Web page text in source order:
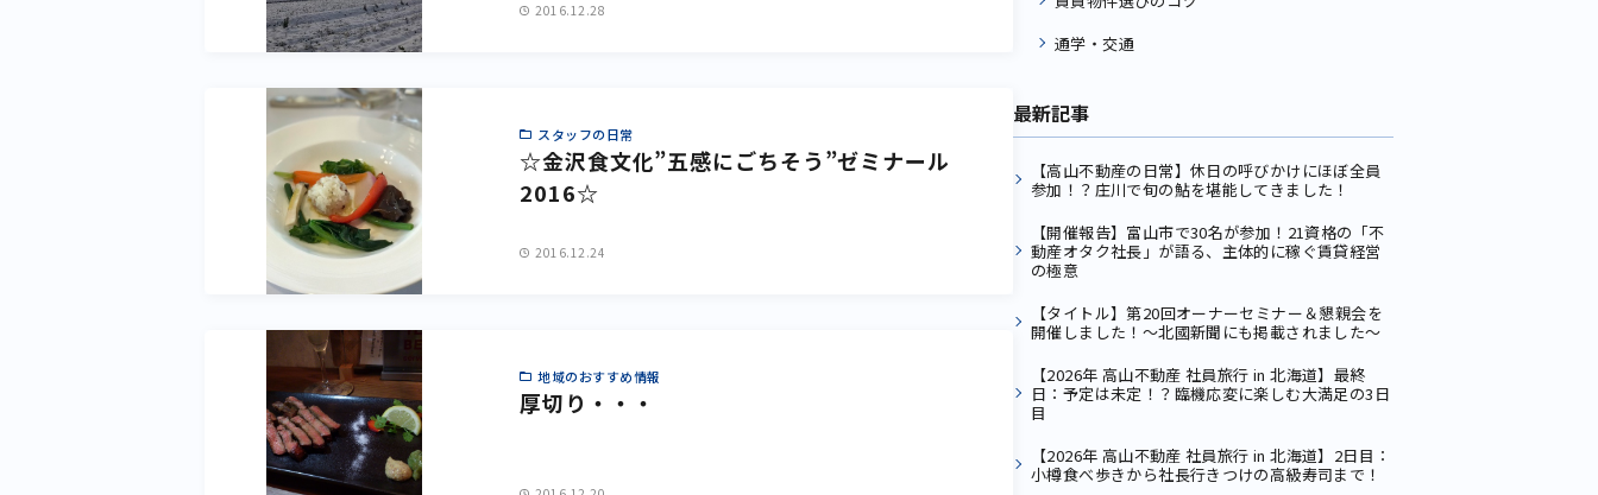
2016.12.28
スタッフの日常
☆金沢食文化”五感にごちそう”ゼミナール
2016☆
2016.12.24
地域のおすすめ情報
厚切り・・・
通学・交通
最新記事
【高山不動産の日常】休日の呼びかけにほぼ全員
参加！？庄川で旬の鮎を堪能してきました！
【開催報告】富山市で30名が参加！21資格の「不
動産オタク社長」が語る、主体的に稼ぐ賃貸経営
の極意
【タイトル】第20回オーナーセミナー＆懇親会を
開催しました！〜北國新聞にも掲載されました〜
【2026年 高山不動産 社員旅行 in 北海道】最終
日：予定は未定！？臨機応変に楽しむ大満足の3日
目
【2026年 高山不動産 社員旅行 in 北海道】2日目：
小樽食べ歩きから社長行きつけの高級寿司まで！